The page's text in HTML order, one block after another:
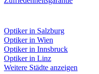
Optiker in Salzburg
Optiker in Wien
Optiker in Innsbruck
Optiker in Linz
Weitere Städte anzeigen